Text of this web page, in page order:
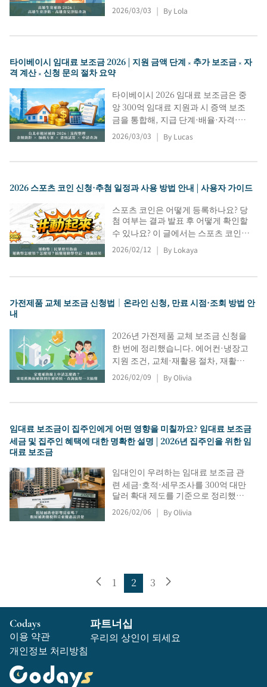
가오슝 출산 수당 지급 기준, 10개월
거주 요건, 예상 출산일, 출산 후 1년
세 및 2세~5세 미만 아동을 위한 육아
수당, 보육비 보조금, 가오슝 준공공
보조금에 대한 정보도 함께 제공합니
다.
2026/03/03 By Lola
타이베이시 임대료 보조금 2026 | 지원 금액 단계 × 추가 보조금 × 자
격 계산 × 신청 문의 절차 요약
타이베이시 2026 임대료 보조금은 중
앙 300억 임대료 지원과 시 증액 보조
금을 통합해, 지급 단계·배율·자격·신
청 절차/포털·계산법·추가서류·자주
막히는 포인트·기간·지급 일정·서류
2026/03/03 By Lucas
2026 스포츠 코인 신청·추첨 일정과 사용 방법 안내 | 사용자 가이드
스포츠 코인은 어떻게 등록하나요? 당
첨 여부는 결과 발표 후 어떻게 확인할
수 있나요? 이 글에서는 스포츠 코인
등록 자격, 당첨 번호 확인, 당첨금 수
령 방법, 사용 방법, 유효기간 등 스포
어 있습니다. 이 글 하나로 스포츠 코
2026/02/12 By Lokaya
가전제품 교체 보조금 신청법｜온라인 신청, 만료 시점·조회 방법 안
내
2026년 가전제품 교체 보조금 신청을
한 번에 정리했습니다. 에어컨·냉장고
지원 조건, 교체·재활용 절차, 재활용
신청서(3부)·전기요금 고지서 준비,
세금 환급 대안, 연장 기한 해석, 온라
2026/02/09 By Olivia
임대료 보조금이 집주인에게 어떤 영향을 미칠까요? 임대료 보조금
세금 및 집주인 혜택에 대한 명확한 설명 | 2026년 집주인을 위한 임
대료 보조금
임대인이 우려하는 임대료 보조금 관
련 세금·호적·세무조사를 300억 대만
달러 확대 제도를 기준으로 정리했습
니다. 임대 소득 신고, 인지세, 우대 세
율, 공익 임대인 요건과 함께 신청자
2026/02/06 By Olivia
1 2 3
Codays
이용 약관
개인정보 처리방침
파트너십
우리의 상인이 되세요